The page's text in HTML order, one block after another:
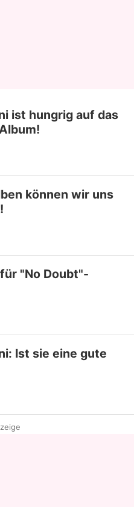
ist hungrig auf das
können wir uns
"No Doubt"-
Ist sie eine gute